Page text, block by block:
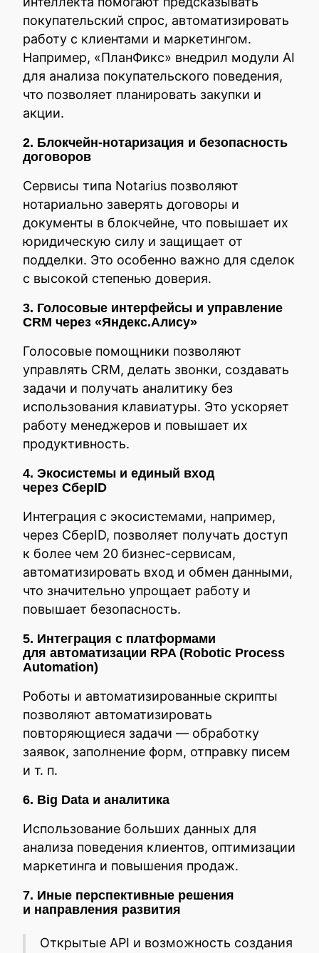
покупательский спрос, автоматизировать
работу с клиентами и маркетингом.
Например, «ПланФикс» внедрил модули AI
для анализа покупательского поведения,
что позволяет планировать закупки и
акции.
2. Блокчейн-нотаризация и безопасность
договоров
Сервисы типа Notarius позволяют
нотариально заверять договоры и
документы в блокчейне, что повышает их
юридическую силу и защищает от
подделки. Это особенно важно для сделок
с высокой степенью доверия.
3. Голосовые интерфейсы и управление
CRM через «Яндекс.Алису»
Голосовые помощники позволяют
управлять CRM, делать звонки, создавать
задачи и получать аналитику без
использования клавиатуры. Это ускоряет
работу менеджеров и повышает их
продуктивность.
4. Экосистемы и единый вход
через СберID
Интеграция с экосистемами, например,
через СберID, позволяет получать доступ
к более чем 20 бизнес-сервисам,
автоматизировать вход и обмен данными,
что значительно упрощает работу и
повышает безопасность.
5. Интеграция с платформами
для автоматизации RPA (Robotic Process
Automation)
Роботы и автоматизированные скрипты
позволяют автоматизировать
повторяющиеся задачи — обработку
заявок, заполнение форм, отправку писем
и т. п.
6. Big Data и аналитика
Использование больших данных для
анализа поведения клиентов, оптимизации
маркетинга и повышения продаж.
7. Иные перспективные решения
и направления развития
Открытые API и возможность создания